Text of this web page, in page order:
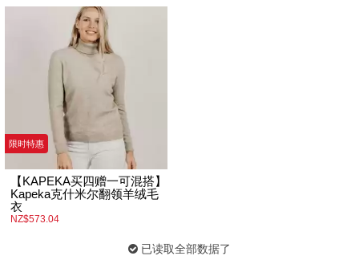
限时特惠
【KAPEKA买四赠一可混搭】
Kapeka克什米尔翻领羊绒毛
衣
NZ$573.04
已读取全部数据了